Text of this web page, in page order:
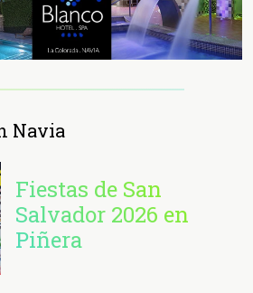
Navia
Fiestas de San
Salvador 2026 en
Piñera